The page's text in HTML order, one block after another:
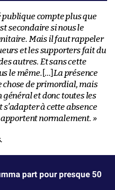
publique compte plus que
secondaire si nous le
Mais il faut rappeler
et les supporters fait du
autres. Et sans cette
le même. […] La présence
chose de primordial, mais
général et donc toutes les
à cette absence
apportent normalement. »
part pour presque 50